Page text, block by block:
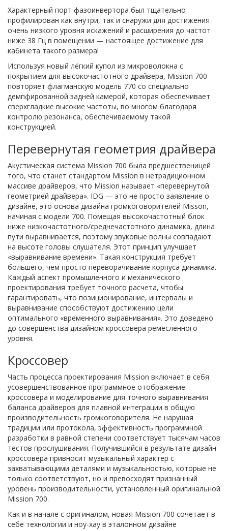
Характерный порт фазоинвертора был тщательно
профилирован как внутри, так и снаружи для достижения
очень низкого уровня искажений и расширения до частот
ниже 38 Гц в помещении — настоящее достижение для
кабинета такого размера!
Используя новый лёгкий купол из микроволокна с
покрытием для высокочастотного драйвера, Mission 700
повторяет флагманскую модель 770 со специально
демпфированной задней камерой, которая обеспечивает
сверхгладкие высокие частоты, во многом благодаря
контролю резонанса, обеспечиваемому такой
конструкцией.
Перевернутая геометрия драйвера
Акустическая система Mission 700 была предшественицей
того, что станет стандартом Mission в нетрадиционном
массиве драйверов, что Mission называет «перевернутой
геометрией драйвера». IDG — это не просто заявление о
дизайне, это основа дизайна громкоговорителей Misson,
начиная с модели 700. Помещая высокочастотный блок
ниже низкочастотного/среднечастотного динамика, длина
пути выравнивается, поэтому звуковые волны совпадают
на высоте головы слушателя. Этот принцип улучшает
«выравнивание времени». Такая конструкция требует
большего, чем просто переворачивание корпуса динамика.
Каждый аспект промышленного и механического
проектирования требует точного расчета, чтобы
гарантировать, что позиционирование, интервалы и
выравнивание способствуют достижению цели
оптимального «временного выравнивания». Это доведено
до совершенства дизайном кроссовера ремесленного
уровня.
Кроссовер
Часть процесса проектирования Mission включает в себя
усовершенствованное программное отображение
кроссовера и моделирование для точного выравнивания
баланса драйверов для плавной интеграции в общую
производительность громкоговорителя. Не нарушая
традиции или протокола, эффективность программной
разработки в равной степени соответствует тысячам часов
тестов прослушивания. Получившийся в результате дизайн
кроссовера привносит музыкальный характер с
захватывающими деталями и музыкальностью, которые не
только соответствуют, но и превосходят признанный
уровень производительности, установленный оригинальной
Mission 700.
Как и в начале с оригиналом, новая Mission 700 сочетает в
себе технологии и ноу-хау в эталонном дизайне